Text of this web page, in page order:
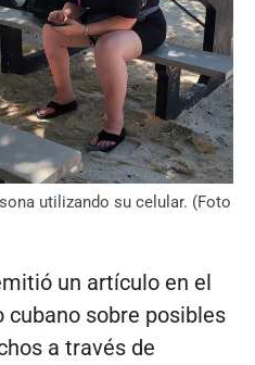
utilizando su celular. (Foto
un artículo en el
cubano sobre posibles
a través de